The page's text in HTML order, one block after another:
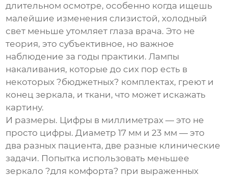
длительном осмотре, особенно когда ищешь
малейшие изменения слизистой, холодный
свет меньше утомляет глаза врача. Это не
теория, это субъективное, но важное
наблюдение за годы практики. Лампы
накаливания, которые до сих пор есть в
некоторых ?бюджетных? комплектах, греют и
конец зеркала, и ткани, что может искажать
картину.
И размеры. Цифры в миллиметрах — это не
просто цифры. Диаметр 17 мм и 23 мм — это
два разных пациента, две разные клинические
задачи. Попытка использовать меньшее
зеркало ?для комфорта? при выраженных